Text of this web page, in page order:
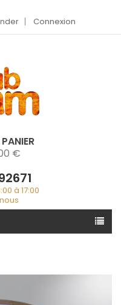
Connexion
€
à 17:00